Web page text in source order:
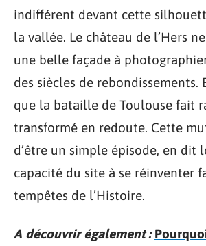
indifférent devant cette
la vallée. Le château de l’Hers
une belle façade à
des siècles de rebondissements.
que la bataille de Toulouse fait
transformé en redoute. Cette
d’être un simple épisode, en dit
capacité du site à se réinventer
tempêtes de l’Histoire.
A découvrir également :